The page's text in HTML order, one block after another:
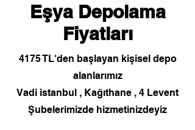
Eşya Depolama
Fiyatları
4175 TL'den başlayan kişisel depo
alanlarımız
Vadi istanbul , Kağıthane , 4 Levent
Şubelerimizde hizmetinizdeyiz